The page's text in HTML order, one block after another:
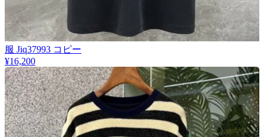
服 Jiq37993 コピー
¥16,200